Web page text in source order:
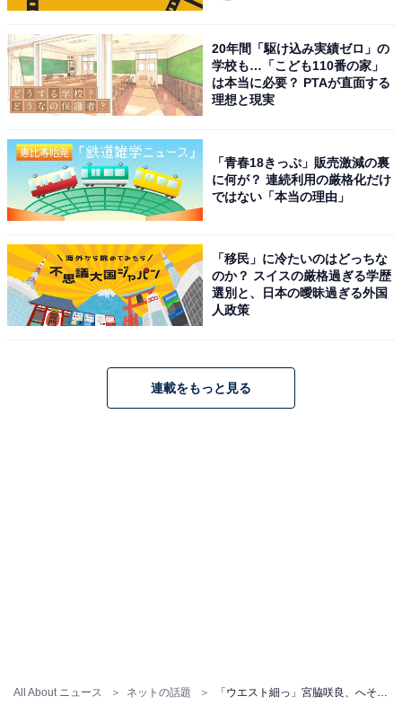
All About ニュース ネットの話題
20年間「駆け込み実績ゼロ」の
学校も…「こども110番の家」
は本当に必要？ PTAが直面する
理想と現実
「青春18きっぷ」販売激減の裏
に何が？ 連続利用の厳格化だけ
ではない「本当の理由」
「移民」に冷たいのはどっちな
のか？ スイスの厳格過ぎる学歴
選別と、日本の曖昧過ぎる外国
人政策
連載をもっと見る